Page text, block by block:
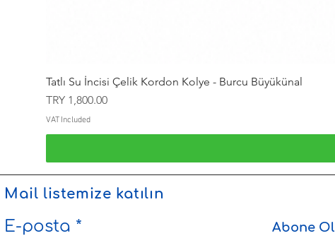
Tatlı Su İncisi Çelik Kordon Kolye - Burcu Büyükünal
Price
TRY 1,800.00
VAT Included
Mail listemize katılın
E-posta Abone Ol